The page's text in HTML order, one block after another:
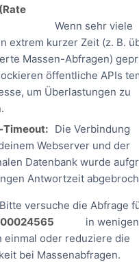
Wenn sehr viele
extrem kurzer Zeit (z. B.
Massen-Abfragen)
öffentliche APIs
um Überlastungen zu
Die Verbindung
Webserver und der
Datenbank wurde
Antwortzeit
Bitte versuche die Abfrage
in wenigen
einmal oder reduziere die
bei Massenabfragen.